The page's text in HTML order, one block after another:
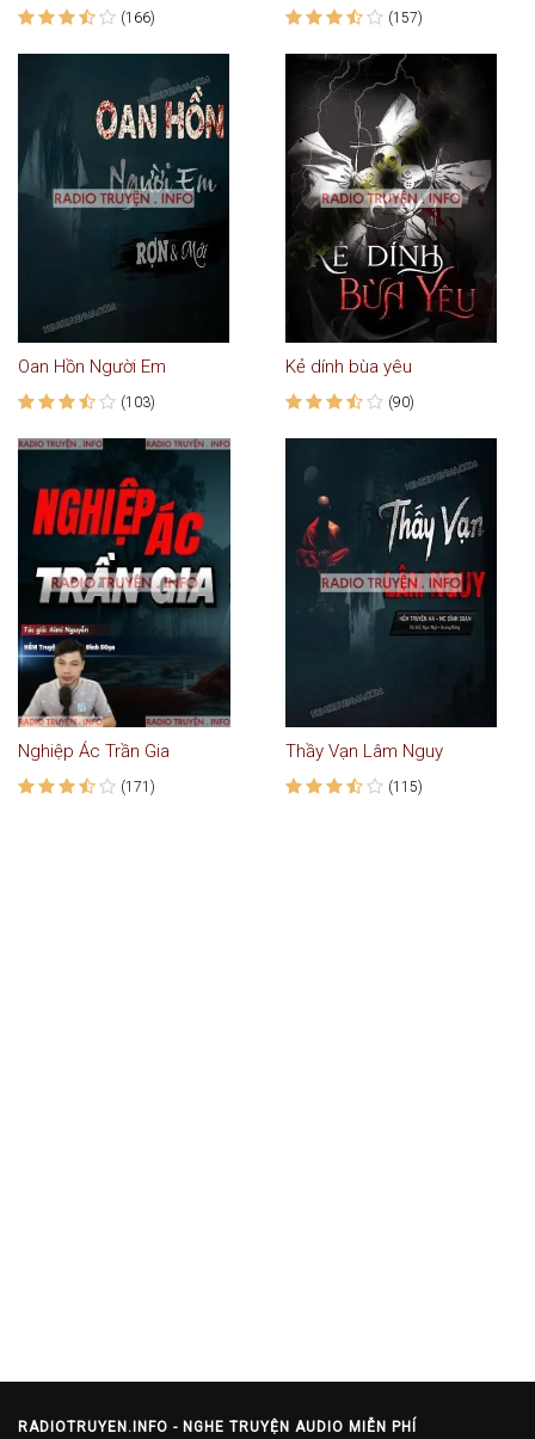
(166) (157)
Oan Hồn Người Em
(103)
Kẻ dính bùa yêu
(90)
Nghiệp Ác Trần Gia
(171)
Thầy Vạn Lâm Nguy
(115)
RADIOTRUYEN.INFO - NGHE TRUYỆN AUDIO MIỄN PHÍ